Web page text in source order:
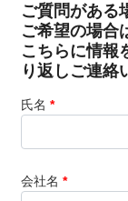
ご質問がある
ご希望の場合
こちらに情報
り返しご連絡
氏名 *
会社名 *